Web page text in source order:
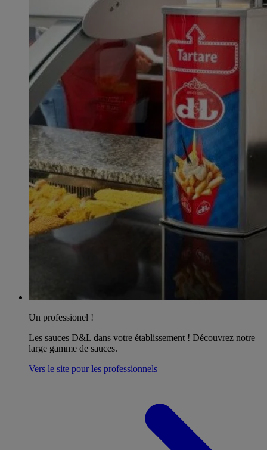
Un professionel !
Les sauces D&L dans votre établissement ! Découvrez notre
large gamme de sauces.
Vers le site pour les professionnels